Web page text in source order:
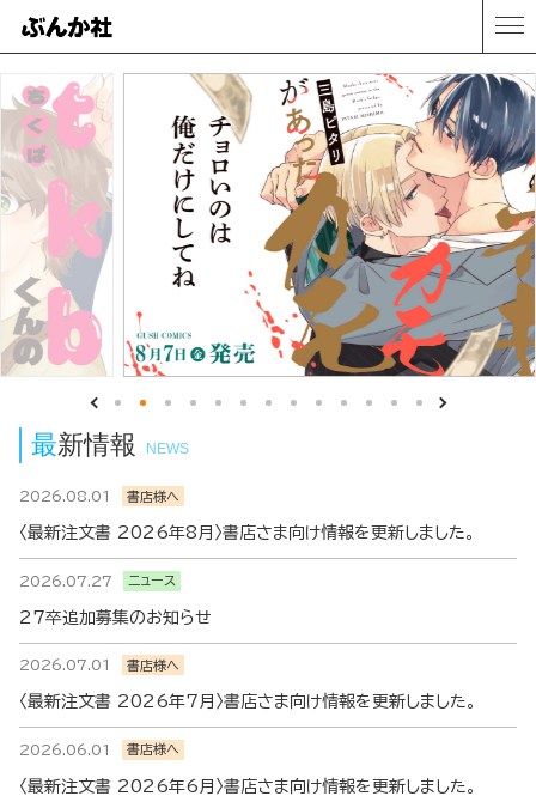
最新情報 NEWS
書店様へ
2026.08.01
〈最新注文書 2026年8月〉書店さま向け情報を更新しました。
ニュース
2026.07.27
27卒追加募集のお知らせ
書店様へ
2026.07.01
〈最新注文書 2026年7月〉書店さま向け情報を更新しました。
書店様へ
2026.06.01
〈最新注文書 2026年6月〉書店さま向け情報を更新しました。